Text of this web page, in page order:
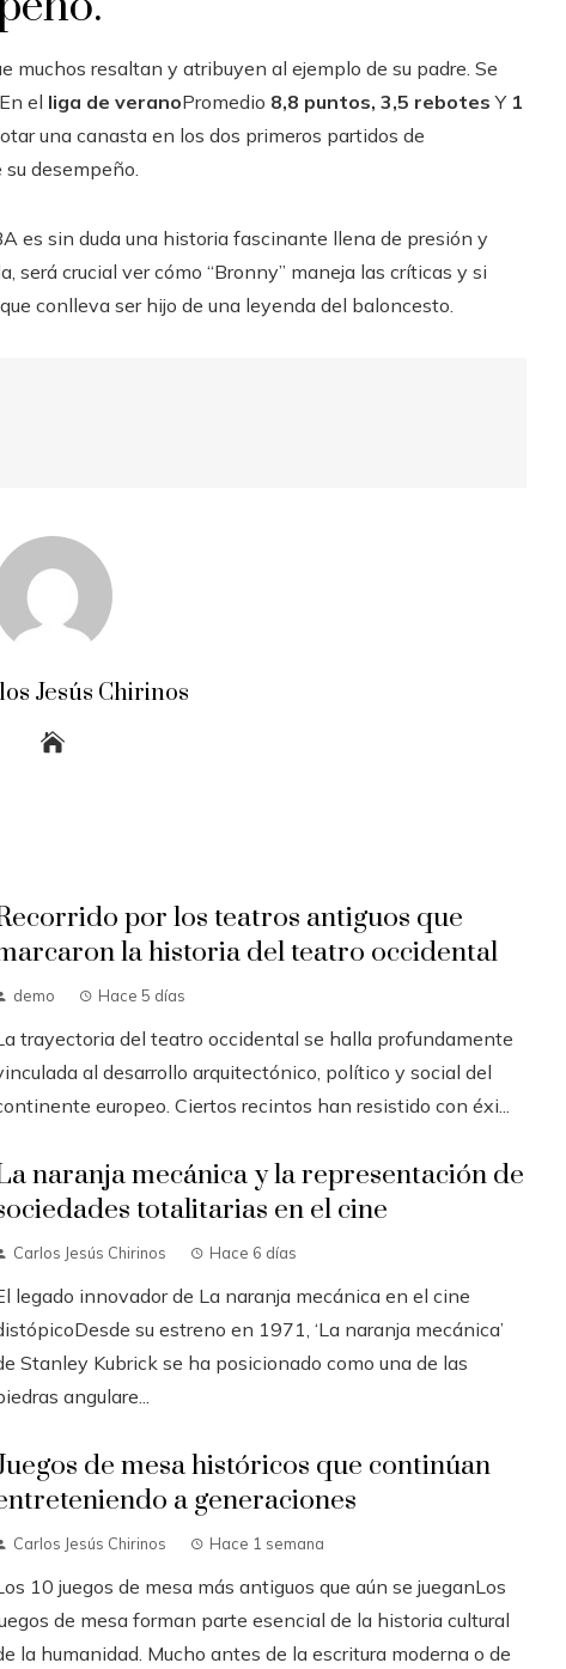
muchos resaltan y atribuyen al ejemplo de su padre. Se
el liga de veranoPromedio 8,8 puntos, 3,5 rebotes Y 1
una canasta en los dos primeros partidos de
desempeño.
es sin duda una historia fascinante llena de presión y
crucial ver cómo “Bronny” maneja las críticas y si
conlleva ser hijo de una leyenda del baloncesto.
Jesús Chirinos
por los teatros antiguos que
la historia del teatro occidental
demo Hace 5 días
trayectoria del teatro occidental se halla profundamente
al desarrollo arquitectónico, político y social del
europeo. Ciertos recintos han resistido con éxi...
naranja mecánica y la representación de
totalitarias en el cine
Carlos Jesús Chirinos Hace 6 días
legado innovador de La naranja mecánica en el cine
su estreno en 1971, ‘La naranja mecánica’
Stanley Kubrick se ha posicionado como una de las
angulare...
de mesa históricos que continúan
a generaciones
Carlos Jesús Chirinos Hace 1 semana
10 juegos de mesa más antiguos que aún se jueganLos
de mesa forman parte esencial de la historia cultural
la humanidad. Mucho antes de la escritura moderna o de